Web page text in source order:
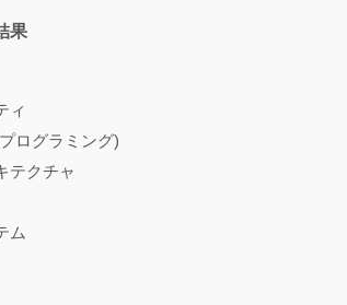
果
ィ
ログラミング)
テクチャ
ム